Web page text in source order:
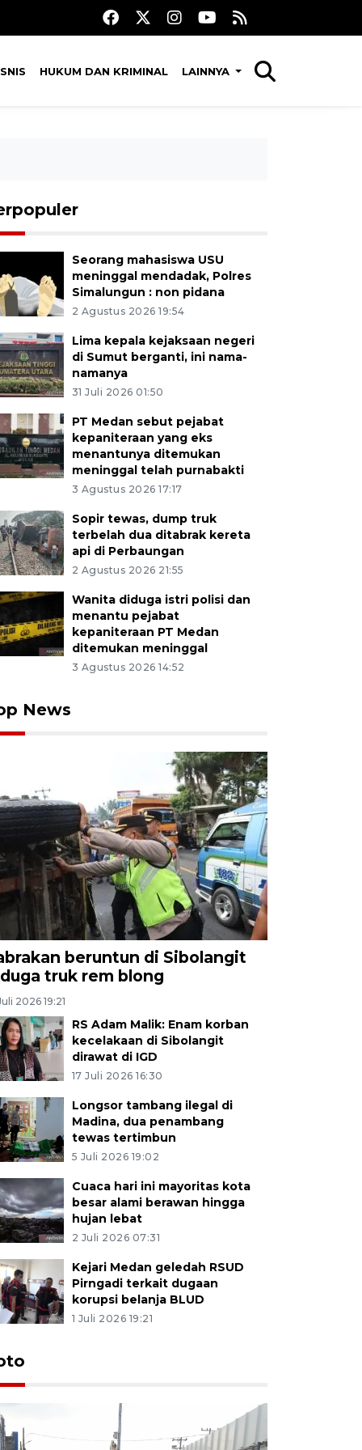
HUKUM DAN KRIMINAL LAINNYA
Seorang mahasiswa USU
meninggal mendadak, Polres
Simalungun : non pidana
2 Agustus 2026 19:54
Lima kepala kejaksaan negeri
di Sumut berganti, ini nama-
namanya
31 Juli 2026 01:50
PT Medan sebut pejabat
kepaniteraan yang eks
menantunya ditemukan
meninggal telah purnabakti
3 Agustus 2026 17:17
Sopir tewas, dump truk
terbelah dua ditabrak kereta
api di Perbaungan
2 Agustus 2026 21:55
Wanita diduga istri polisi dan
menantu pejabat
kepaniteraan PT Medan
ditemukan meninggal
3 Agustus 2026 14:52
News
beruntun di Sibolangit
truk rem blong
2026 19:21
RS Adam Malik: Enam korban
kecelakaan di Sibolangit
dirawat di IGD
17 Juli 2026 16:30
Longsor tambang ilegal di
Madina, dua penambang
tewas tertimbun
5 Juli 2026 19:02
Cuaca hari ini mayoritas kota
besar alami berawan hingga
hujan lebat
2 Juli 2026 07:31
Kejari Medan geledah RSUD
Pirngadi terkait dugaan
korupsi belanja BLUD
1 Juli 2026 19:21